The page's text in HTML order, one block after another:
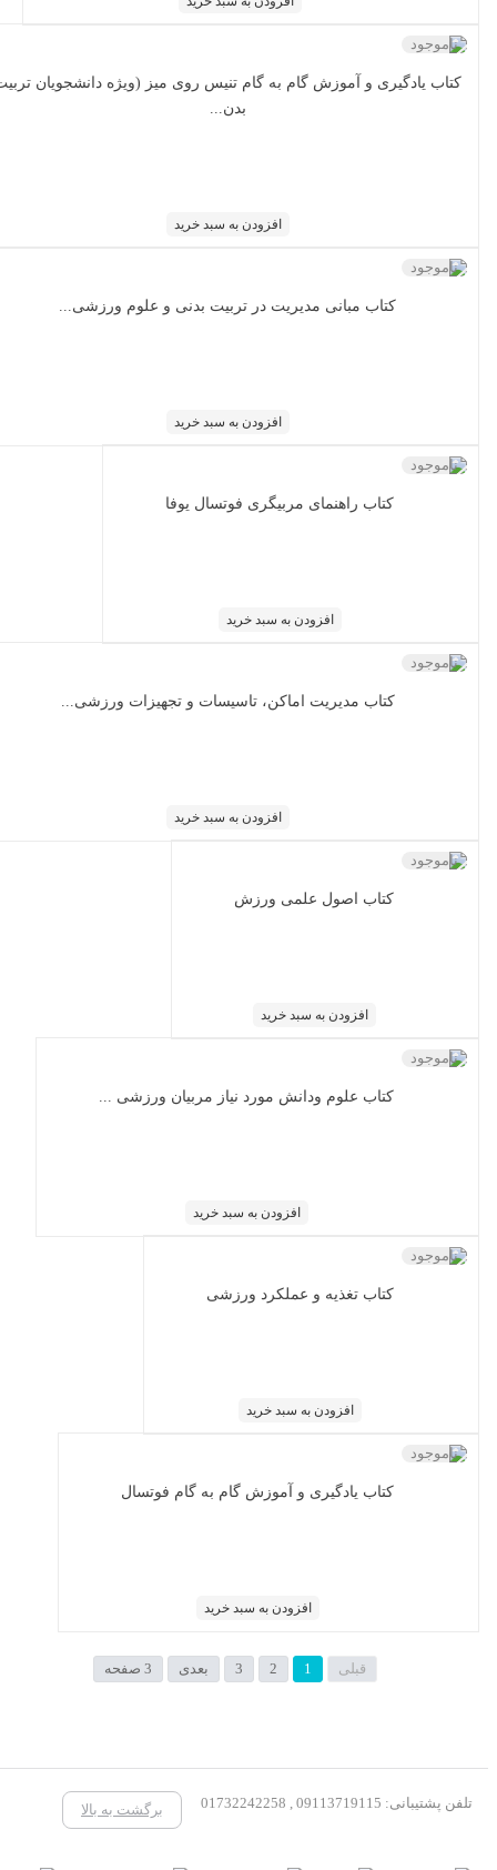
کتاب یادگیری و آموزش گام به گام تنیس روی میز (ویژه دانشجویان تربیت
بدن...
ناموجود
افزودن به سبد خرید
کتاب مبانی مدیریت در تربیت بدنی و علوم ورزشی...
ناموجود
افزودن به سبد خرید
کتاب راهنمای مربیگری فوتسال یوفا
ناموجود
افزودن به سبد خرید
کتاب مدیریت اماکن، تاسیسات و تجهیزات ورزشی...
ناموجود
افزودن به سبد خرید
کتاب اصول علمی ورزش
ناموجود
افزودن به سبد خرید
کتاب علوم ودانش مورد نیاز مربیان ورزشی ...
ناموجود
افزودن به سبد خرید
کتاب تغذیه و عملکرد ورزشی
ناموجود
افزودن به سبد خرید
کتاب یادگیری و آموزش گام به گام فوتسال
ناموجود
افزودن به سبد خرید
قبلی بعدی
تلفن پشتیبانی: 09113719115 , 01732242258 برگشت به بالا